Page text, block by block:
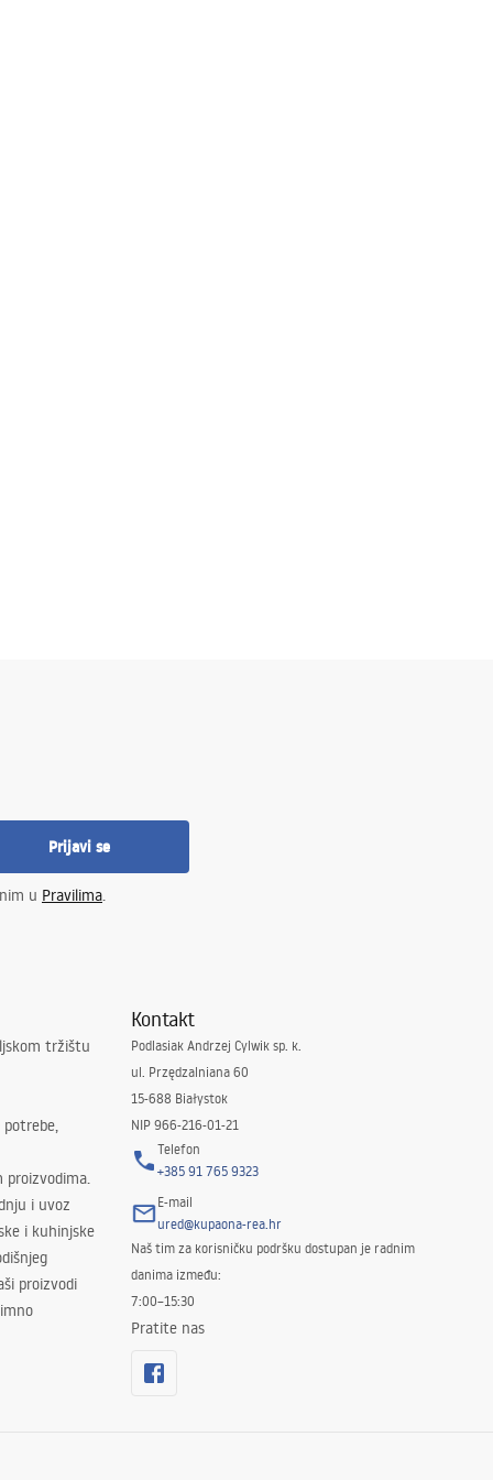
Prijavi se
u Pravilima.
tržištu
potrebe,
i uvoz
i kuhinjske
proizvodi
Kontakt
Podlasiak Andrzej Cylwik sp. k.
ul. Przędzalniana 60
15-688 Białystok
NIP 966-216-01-21
Telefon
+385 91 765 9323
E-mail
ured@kupaona-rea.hr
Naš tim za korisničku podršku dostupan je radnim
danima između:
7:00–15:30
Pratite nas